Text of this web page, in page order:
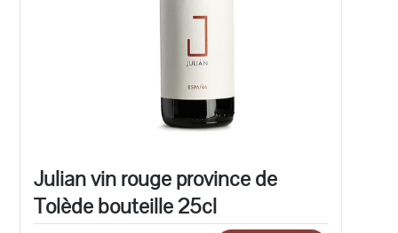
Julian vin rouge province de
Tolède bouteille 25cl